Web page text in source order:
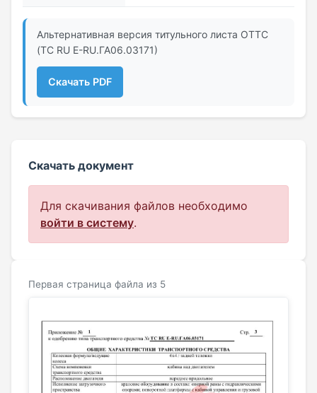
Альтернативная версия титульного листа ОТТС
(ТС RU Е-RU.ГА06.03171)
Скачать PDF
Скачать документ
Для скачивания файлов необходимо
войти в систему.
Первая страница файла из 5